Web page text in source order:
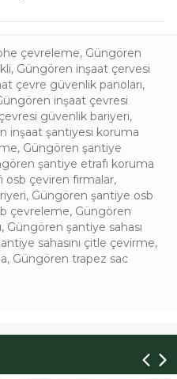
çevreleme, Güngören
, Güngören inşaat çervesi
çevre güvenlik panoları,
inşaat çevresi
güvenlik bariyeri,
inşaat şantiyesi koruma
, Güngören şantiye
şantiye etrafı koruma
osb çeviren firmalar,
, Güngören şantiye osb
çevreleme, Güngören
, Güngören şantiye sahası
sahasını çitle çevirme,
, Güngören trapez sac